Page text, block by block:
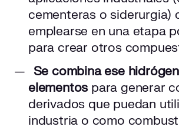
cementeras o siderurgia)
emplearse en una etapa
para crear otros
Se combina ese
elementos para generar
derivados que puedan
industria o como